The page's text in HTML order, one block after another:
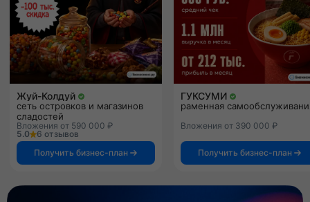
Жуй-Колдуй
сеть островков и магазинов
сладостей
Вложения от 590 000 ₽
5.0
6 отзывов
Получить бизнес-план
ГУКСУМИ
раменная
Вложения от 390 000 ₽
Получить бизнес-план